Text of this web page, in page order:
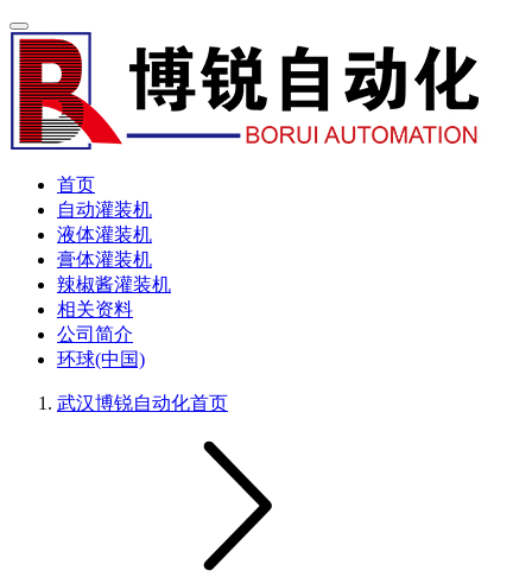
首页
自动灌装机
液体灌装机
膏体灌装机
辣椒酱灌装机
相关资料
公司简介
环球(中国)
武汉博锐自动化首页